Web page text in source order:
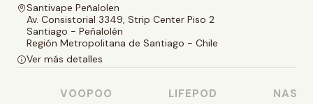
Santivape Peñalolen
Av. Consistorial 3349, Strip Center Piso 2
Santiago - Peñalolén
Región Metropolitana de Santiago - Chile
Ver más detalles
VOOPOO LIFEPOD NASTY